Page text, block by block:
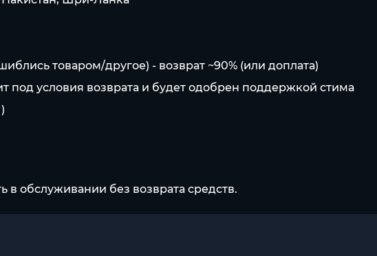
товаром/другое) - возврат ~90% (или доплата)
под условия возврата и будет одобрен поддержкой стима
)
обслуживании без возврата средств.